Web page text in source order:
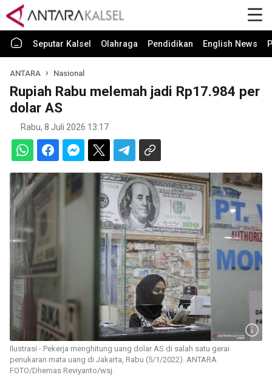
Seputar Kalsel Olahraga Pendidikan English News
ANTARA Nasional
Rupiah Rabu melemah jadi Rp17.984 per
dolar AS
Rabu, 8 Juli 2026 13:17
Ilustrasi - Pekerja menghitung uang dolar AS di salah satu gerai
penukaran mata uang di Jakarta, Rabu (5/1/2022). ANTARA
FOTO/Dhemas Reviyanto/wsj.